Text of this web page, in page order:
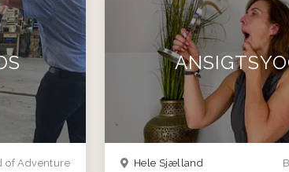
of Adventure Hele Sjælland